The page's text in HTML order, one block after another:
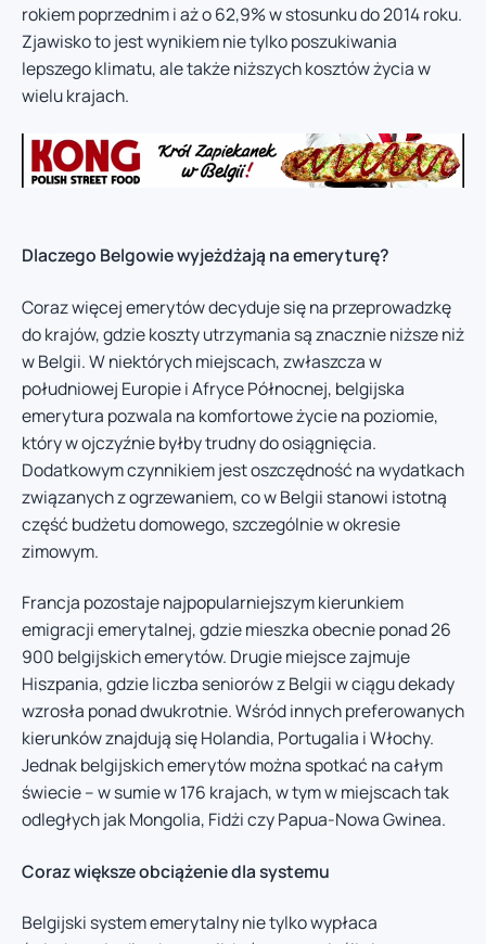
rokiem poprzednim i aż o 62,9% w stosunku do 2014 roku.
Zjawisko to jest wynikiem nie tylko poszukiwania
lepszego klimatu, ale także niższych kosztów życia w
wielu krajach.
Dlaczego Belgowie wyjeżdżają na emeryturę?
Coraz więcej emerytów decyduje się na przeprowadzkę
do krajów, gdzie koszty utrzymania są znacznie niższe niż
w Belgii. W niektórych miejscach, zwłaszcza w
południowej Europie i Afryce Północnej, belgijska
emerytura pozwala na komfortowe życie na poziomie,
który w ojczyźnie byłby trudny do osiągnięcia.
Dodatkowym czynnikiem jest oszczędność na wydatkach
związanych z ogrzewaniem, co w Belgii stanowi istotną
część budżetu domowego, szczególnie w okresie
zimowym.
Francja pozostaje najpopularniejszym kierunkiem
emigracji emerytalnej, gdzie mieszka obecnie ponad 26
900 belgijskich emerytów. Drugie miejsce zajmuje
Hiszpania, gdzie liczba seniorów z Belgii w ciągu dekady
wzrosła ponad dwukrotnie. Wśród innych preferowanych
kierunków znajdują się Holandia, Portugalia i Włochy.
Jednak belgijskich emerytów można spotkać na całym
świecie – w sumie w 176 krajach, w tym w miejscach tak
odległych jak Mongolia, Fidżi czy Papua-Nowa Gwinea.
Coraz większe obciążenie dla systemu
Belgijski system emerytalny nie tylko wypłaca